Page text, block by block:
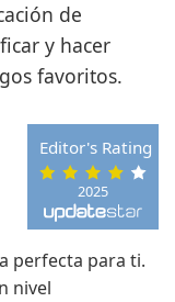
de
y hacer
favoritos.
2025
Editor's Rating
perfecta para ti.
nivel